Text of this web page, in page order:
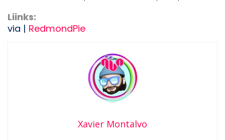
Liinks:
via | RedmondPie
Xavier Montalvo